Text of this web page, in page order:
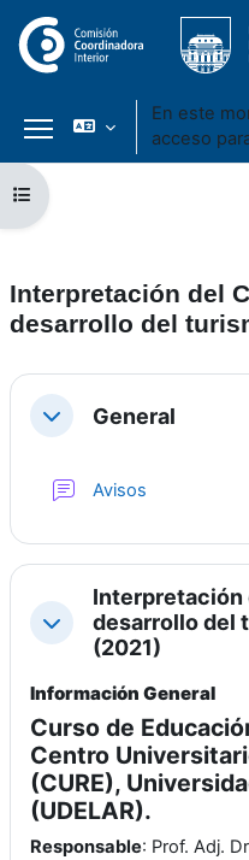
Salta al contenido principal
Panel lateral
En este
acceso
Abrir índice del curso
Interpretación del
desarrollo del
Perfilado de sección
ColapsarGeneral
Avisos
Colapsar
Interpretación
desarrollo del
(2021)
Información General
Curso de
Centro
(CURE),
(UDELAR).
Responsable: Prof. Adj.